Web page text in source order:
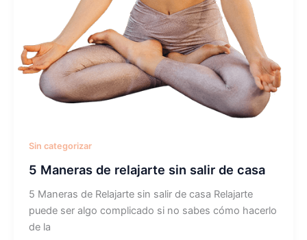
Sin categorizar
5 Maneras de relajarte sin salir de casa
5 Maneras de Relajarte sin salir de casa Relajarte
puede ser algo complicado si no sabes cómo hacerlo
de la